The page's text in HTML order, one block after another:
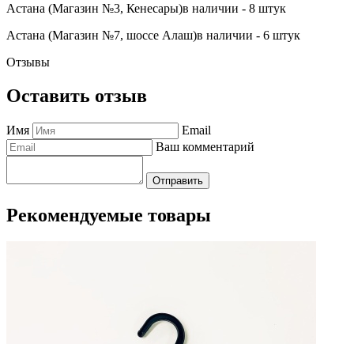
Астана (Магазин №3, Кенесары)в наличии - 8 штук
Астана (Магазин №7, шоссе Алаш)в наличии - 6 штук
Отзывы
Оставить отзыв
Имя
Email
Ваш комментарий
Отправить
Рекомендуемые товары